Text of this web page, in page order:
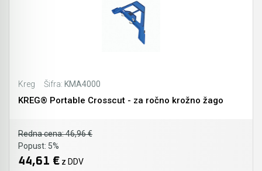
Kreg Šifra: KMA4000
KREG® Portable Crosscut - za ročno krožno žago
Redna cena:46,96 €
Popust: 5%
44,61 € z DDV